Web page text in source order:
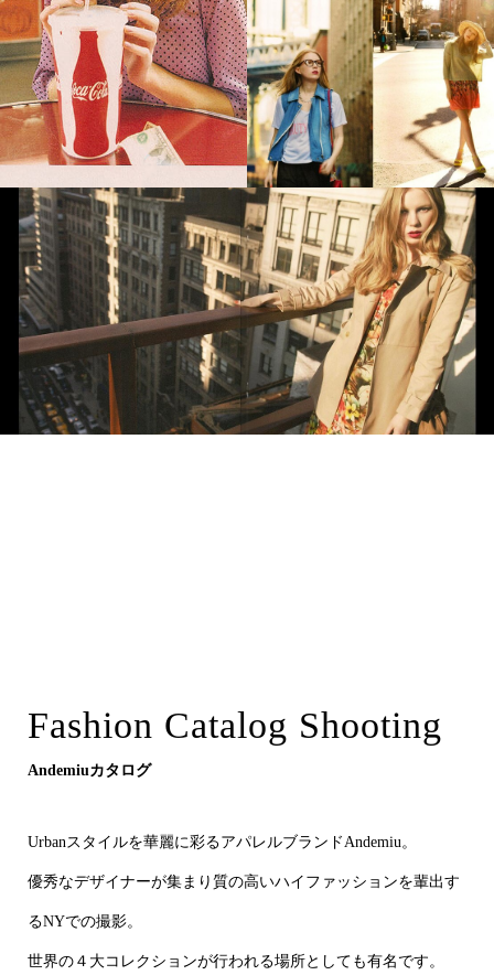
Milkfed Catalogue Andemiu
Andemiu Milkfed
Fashion Catalog Shooting
Andemiuカタログ
Urbanスタイルを華麗に彩るアパレルブランドAndemiu。
優秀なデザイナーが集まり質の高いハイファッションを輩出す
るNYでの撮影。
世界の４大コレクションが行われる場所としても有名です。